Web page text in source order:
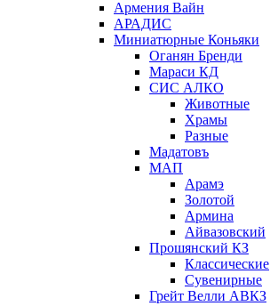
Армения Вайн
АРАДИС
Миниатюрные Коньяки
Оганян Бренди
Мараси КД
СИС АЛКО
Животные
Храмы
Разные
Мадатовъ
МАП
Арамэ
Золотой
Армина
Айвазовский
Прошянский КЗ
Классические
Сувенирные
Грейт Велли АВКЗ